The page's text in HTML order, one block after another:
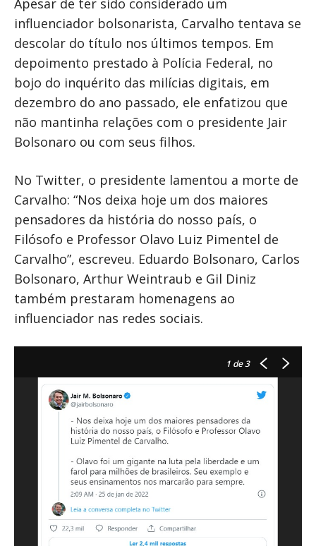
Apesar de ter sido considerado um
influenciador bolsonarista, Carvalho tentava se
descolar do título nos últimos tempos. Em
depoimento prestado à Polícia Federal, no
bojo do inquérito das milícias digitais, em
dezembro do ano passado, ele enfatizou que
não mantinha relações com o presidente Jair
Bolsonaro ou com seus filhos.
No Twitter, o presidente lamentou a morte de
Carvalho: “Nos deixa hoje um dos maiores
pensadores da história do nosso país, o
Filósofo e Professor Olavo Luiz Pimentel de
Carvalho”, escreveu. Eduardo Bolsonaro, Carlos
Bolsonaro, Arthur Weintraub e Gil Diniz
também prestaram homenagens ao
influenciador nas redes sociais.
1 de 3